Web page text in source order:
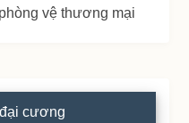
vệ thương mại
cương